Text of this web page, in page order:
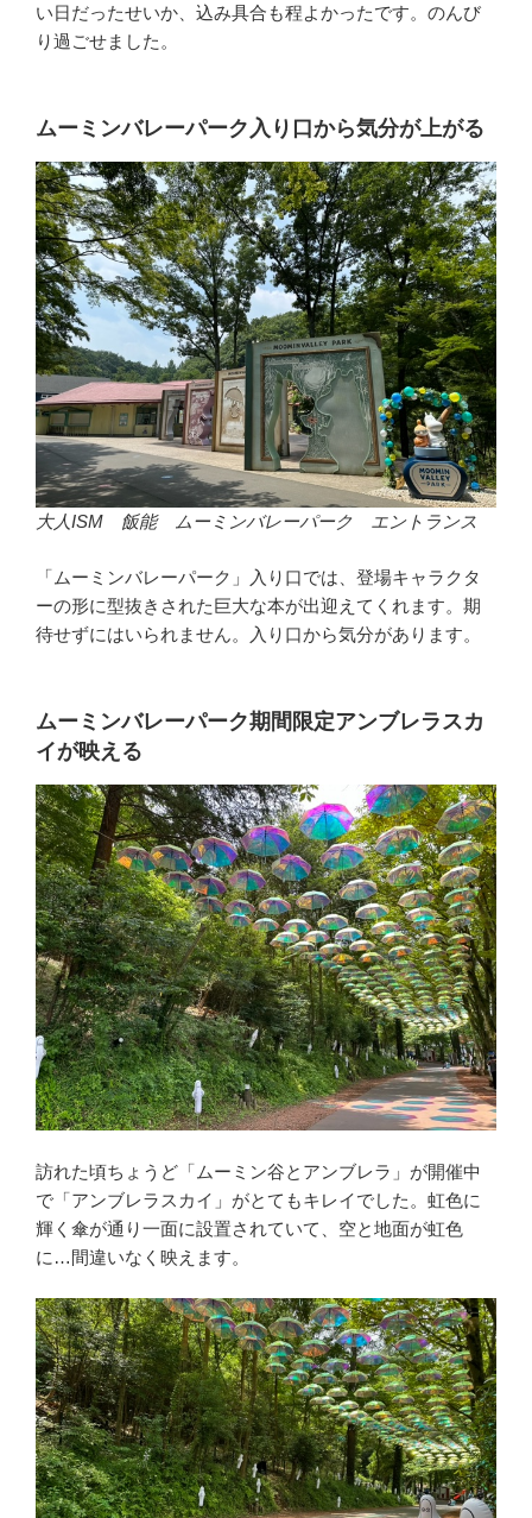
い日だったせいか、込み具合も程よかったです。のんび
り過ごせました。
ムーミンバレーパーク入り口から気分が上がる
大人ISM 飯能 ムーミンバレーパーク エントランス
「ムーミンバレーパーク」入り口では、登場キャラクタ
ーの形に型抜きされた巨大な本が出迎えてくれます。期
待せずにはいられません。入り口から気分があります。
ムーミンバレーパーク期間限定アンブレラスカ
イが映える
訪れた頃ちょうど「ムーミン谷とアンブレラ」が開催中
で「アンブレラスカイ」がとてもキレイでした。虹色に
輝く傘が通り一面に設置されていて、空と地面が虹色
に…間違いなく映えます。